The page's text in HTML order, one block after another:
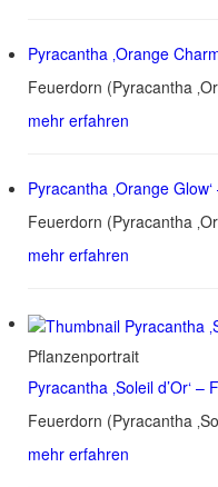
Pyracantha ‚Orange
Feuerdorn (Pyracantha
mehr erfahren
Pyracantha ‚Orange
Feuerdorn (Pyracantha
mehr erfahren
Pflanzenportrait
Pyracantha ‚Soleil d’Or‘ –
Feuerdorn (Pyracantha
mehr erfahren